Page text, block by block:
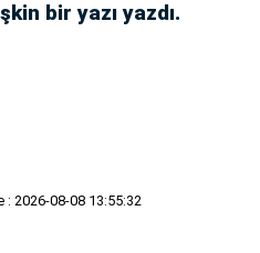
bir yazı yazdı.
: 2026-08-08 13:55:32